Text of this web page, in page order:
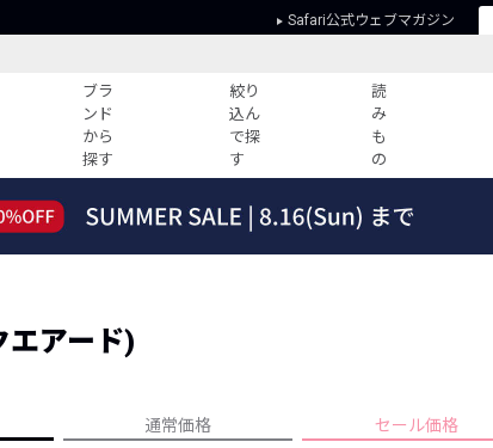
Safari公式ウェブマガジン
ブラ
ンド
から
探す
絞り
込ん
で探
す
読
み
も
の
すべての記事
ーデ紹介
HOTなコーデ TOP20
人気記事ランキング
プライバシーポリシー
エアード)
通常価格 セール価格